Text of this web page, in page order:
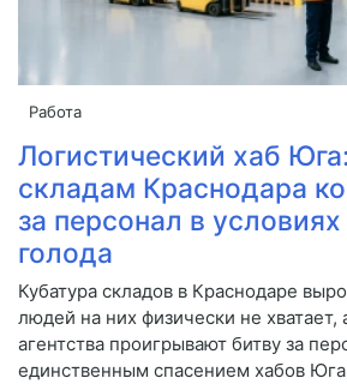
Работа
Логистический хаб
складам Краснодара
за персонал в
голода
Кубатура складов в Краснодаре
людей на них физически не хватает,
агентства проигрывают битву за
единственным спасением хабов